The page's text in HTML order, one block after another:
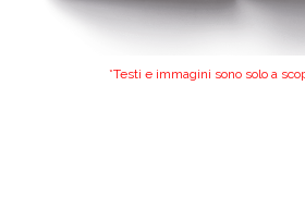
*Testi e immagini sono solo a